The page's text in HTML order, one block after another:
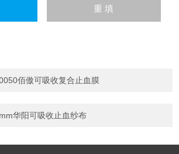
佰傲可吸收复合止血膜
华阳可吸收止血纱布